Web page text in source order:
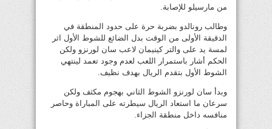
من مارسيلو للإصابة.
وطالب رونالدو بضربة حرة على حدود المنطقة في
الدقيقة الأولى من الوقت بدل الضائع للشوط الأول اثر
لمسة يد على والتر كينيمان لاعب سان لورنزو ولكن
الحكم أشار باستمرار اللعب لعدم وجود تعمد لينتهي
الشوط الأول بتقدم الريال بهدف نظيف.
وبدأ سان لورنزو الشوط الثاني بهجوم مكثف ولكن
سرعان ما استعاد الريال سيطرته على المباراة وحاصر
منافسه داخل منطقة الجزاء.